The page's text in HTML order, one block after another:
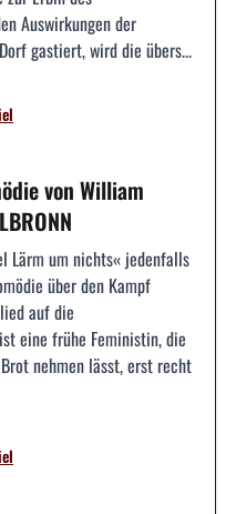
Auswirkungen der
gastiert, wird die übers...
von William
Lärm um nichts« jedenfalls
über den Kampf
auf die
eine frühe Feministin, die
nehmen lässt, erst recht